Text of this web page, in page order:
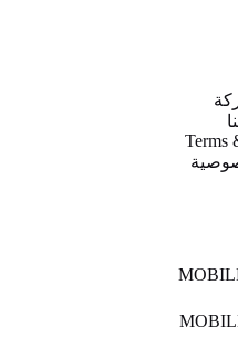
Terms